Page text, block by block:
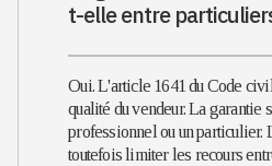
t-elle entre
Oui. L'article 1641 du Code
qualité du vendeur. La garantie
professionnel ou un particulier.
toutefois limiter les recours